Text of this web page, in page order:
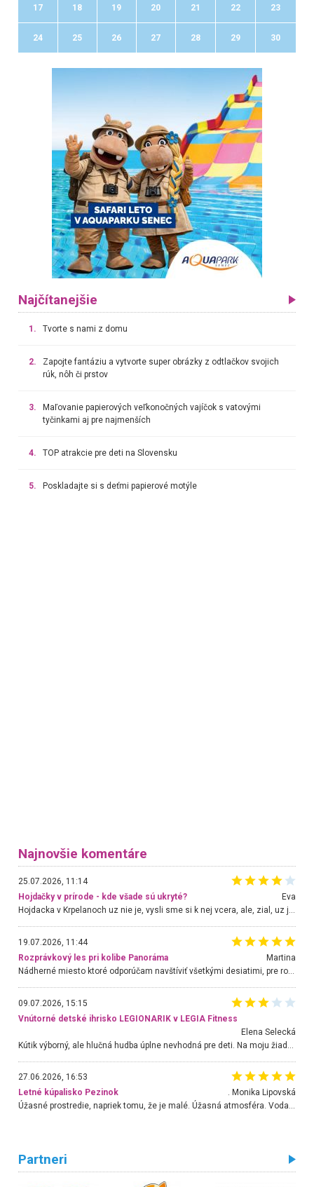
17 18 19 20 21 22 23
24 25 26 27 28 29 30
Najčítanejšie
1. Tvorte s nami z domu
2.
Zapojte fantáziu a vytvorte super obrázky z odtlačkov svojich
rúk, nôh či prstov
3.
Maľovanie papierových veľkonočných vajíčok s vatovými
tyčinkami aj pre najmenších
4. TOP atrakcie pre deti na Slovensku
5. Poskladajte si s deťmi papierové motýle
Najnovšie komentáre
25.07.2026, 11:14
Hojdačky v prírode - kde všade sú ukryté?
Eva
Hojdacka v Krpelanoch uz nie je, vysli sme si k nej vcera, ale, zial, uz je znicena. Ak sem planujete cestu len kvoli hojdacke, mozete si ju usetrit. Krasny vyhlad je tu vsak aj bez hojdacky :-)
19.07.2026, 11:44
Rozprávkový les pri kolibe Panoráma
Martina
Nádherné miesto ktoré odporúčam navštíviť všetkými desiatimi, pre rodiny s deťmi, dôchodcom... Proste a jednoducho ozaj rozprávkový les.. určite ešte prídeme. Odniesli sme si na pamiatku krásne tričká,
09.07.2026, 15:15
Vnútorné detské ihrisko LEGIONARIK v LEGIA Fitness
Elena Selecká
27.06.2026, 16:53
Letné kúpalisko Pezinok
. Monika Lipovská
Úžasné prostredie, napriek tomu, že je malé. Úžasná atmosféra. Voda fantastická a nádherná. Ľudí je pomerne veľa, ale su mili a ohľaduplní. Je veľmi zaujímavé sledovať, ako dokážu spolu športovať cudzí ľudia a bez ohľadu na vek. Vládne tu pohoda. Vnuka neviem dostať z vody. Ďakujem za krásny deň . Urcite sa sem vrátim. Jediný problém je s parkovaním, ale aj ten sa mi podarilo vyriešiť. Monika Bratislava
Partneri